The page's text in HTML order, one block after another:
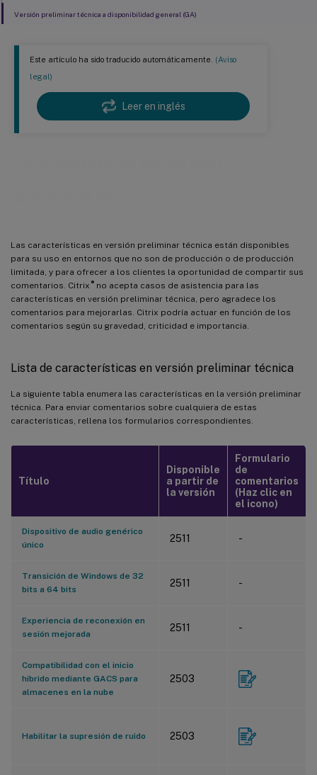
Este artículo ha sido traducido automáticamente. (Aviso
legal)
Leer en inglés
Las características en versión preliminar técnica están disponibles
para su uso en entornos que no son de producción o de producción
limitada, y para ofrecer a los clientes la oportunidad de compartir sus
comentarios. Citrix ®no acepta casos de asistencia para las
características en versión preliminar técnica, pero agradece los
comentarios para mejorarlas. Citrix podría actuar en función de los
comentarios según su gravedad, criticidad e importancia.
Lista de características en versión preliminar técnica
La siguiente tabla enumera las características en la versión preliminar
técnica. Para enviar comentarios sobre cualquiera de estas
características, rellena los formularios correspondientes.
Título
Disponible
a partir de
la versión
Formulario
de
comentarios
(Haz clic en
el icono)
Dispositivo de audio genérico
único
2511 -
Transición de Windows de 32
bits a 64 bits
2511 -
Experiencia de reconexión en
sesión mejorada
2511 -
Compatibilidad con el inicio
híbrido mediante GACS para
almacenes en la nube
2503
Habilitar la supresión de ruido 2503
Versión preliminar técnica a disponibilidad general (GA)